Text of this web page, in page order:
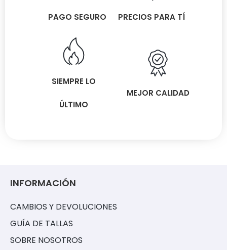
PAGO SEGURO PRECIOS PARA TÍ
SIEMPRE LO
ÚLTIMO
MEJOR CALIDAD
INFORMACIÓN
CAMBIOS Y DEVOLUCIONES
GUÍA DE TALLAS
SOBRE NOSOTROS